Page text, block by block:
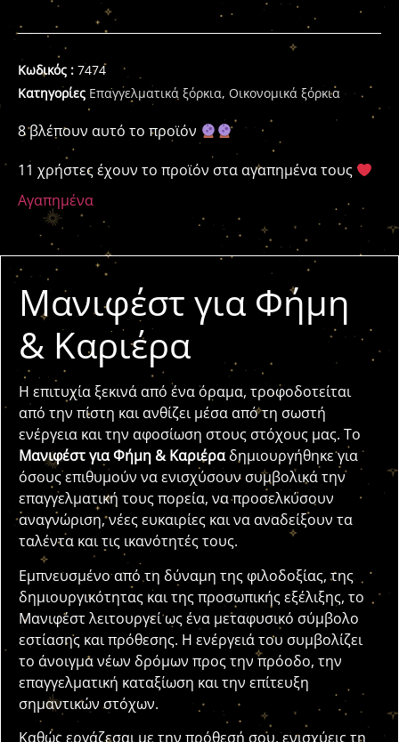
Κωδικός : 7474
Κατηγορίες Επαγγελματικά ξόρκια, Οικονομικά ξόρκια
8 βλέπουν αυτό το προϊόν
11 χρήστες έχουν το προϊόν στα αγαπημένα τους
Αγαπημένα
Μανιφέστ για Φήμη
& Καριέρα
Η επιτυχία ξεκινά από ένα όραμα, τροφοδοτείται
από την πίστη και ανθίζει μέσα από τη σωστή
ενέργεια και την αφοσίωση στους στόχους μας. Το
Μανιφέστ για Φήμη & Καριέραδημιουργήθηκε για
όσους επιθυμούν να ενισχύσουν συμβολικά την
επαγγελματική τους πορεία, να προσελκύσουν
αναγνώριση, νέες ευκαιρίες και να αναδείξουν τα
ταλέντα και τις ικανότητές τους.
Εμπνευσμένο από τη δύναμη της φιλοδοξίας, της
δημιουργικότητας και της προσωπικής εξέλιξης, το
Μανιφέστ λειτουργεί ως ένα μεταφυσικό σύμβολο
εστίασης και πρόθεσης. Η ενέργειά του συμβολίζει
το άνοιγμα νέων δρόμων προς την πρόοδο, την
επαγγελματική καταξίωση και την επίτευξη
σημαντικών στόχων.
Καθώς εργάζεσαι με την πρόθεσή σου, ενισχύεις τη